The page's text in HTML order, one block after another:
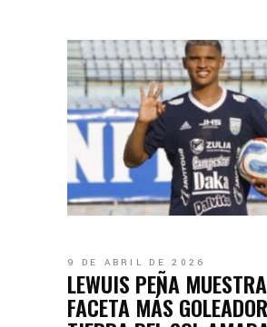
9 DE ABRIL DE 2026
LEWUIS PEÑA
FACETA MÁS